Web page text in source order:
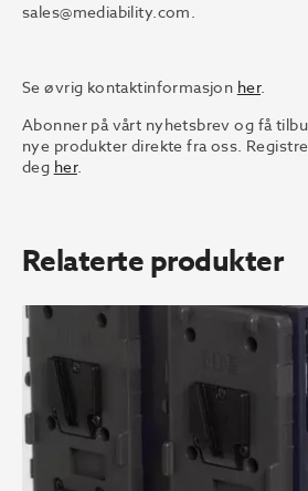
sales@mediability.com.
Se øvrig kontaktinformasjon her.
Abonner på vårt nyhetsbrev og få
nye produkter direkte fra oss.
deg her.
Relaterte produkter